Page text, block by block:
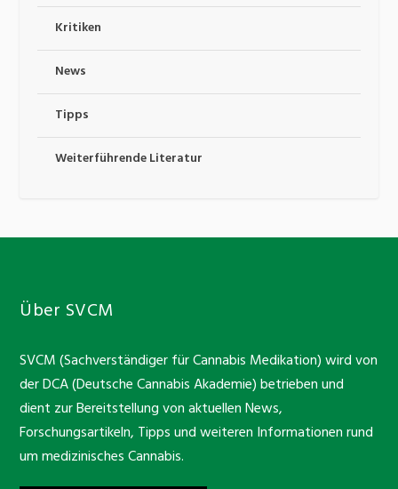
Kritiken
News
Tipps
Weiterführende Literatur
Über SVCM
SVCM (Sachverständiger für Cannabis Medikation) wird von
der DCA (Deutsche Cannabis Akademie) betrieben und
dient zur Bereitstellung von aktuellen News,
Forschungsartikeln, Tipps und weiteren Informationen rund
um medizinisches Cannabis.